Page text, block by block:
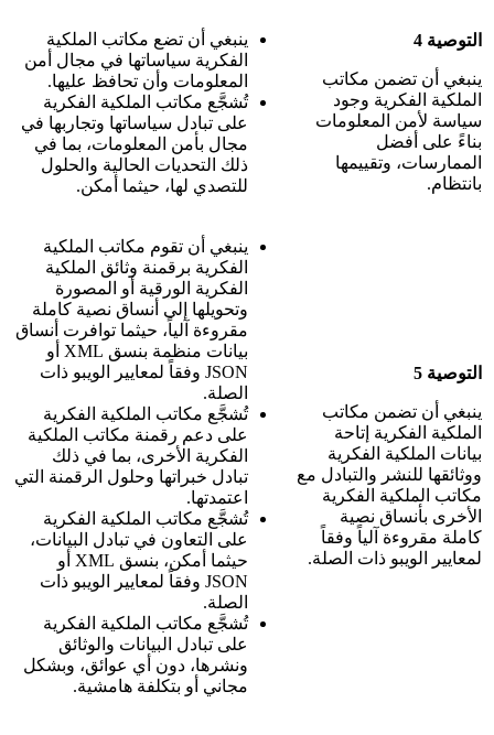
التوصية 4
ينبغي أن تضمن مكاتب
الملكية الفكرية وجود
سياسة لأمن المعلومات
بناءً على أفضل
الممارسات، وتقييمها
بانتظام.
ينبغي أن تضع مكاتب الملكية
الفكرية سياساتها في مجال أمن
المعلومات وأن تحافظ عليها.
تُشجَّع مكاتب الملكية الفكرية
على تبادل سياساتها وتجاربها في
مجال بأمن المعلومات، بما في
ذلك التحديات الحالية والحلول
للتصدي لها، حيثما أمكن.
التوصية 5
ينبغي أن تضمن مكاتب
الملكية الفكرية إتاحة
بيانات الملكية الفكرية
ووثائقها للنشر والتبادل مع
مكاتب الملكية الفكرية
الأخرى بأنساق نصية
كاملة مقروءة آلياً وفقاً
لمعايير الويبو ذات الصلة.
ينبغي أن تقوم مكاتب الملكية
الفكرية برقمنة وثائق الملكية
الفكرية الورقية أو المصورة
وتحويلها إلى أنساق نصية كاملة
مقروءة آلياً، حيثما توافرت أنساق
بيانات منظمة بنسق XML أو
JSON وفقاً لمعايير الويبو ذات
الصلة.
تُشجَّع مكاتب الملكية الفكرية
على دعم رقمنة مكاتب الملكية
الفكرية الأخرى، بما في ذلك
تبادل خبراتها وحلول الرقمنة التي
اعتمدتها.
تُشجَّع مكاتب الملكية الفكرية
على التعاون في تبادل البيانات،
حيثما أمكن، بنسق XML أو
JSON وفقاً لمعايير الويبو ذات
الصلة.
تُشجَّع مكاتب الملكية الفكرية
على تبادل البيانات والوثائق
ونشرها، دون أي عوائق، وبشكل
مجاني أو بتكلفة هامشية.